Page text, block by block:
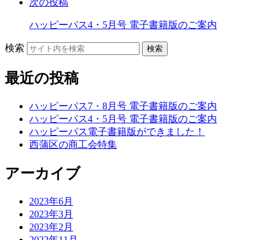
次の投稿
ハッピーパス4・5月号 電子書籍版のご案内
検索 検索
最近の投稿
ハッピーパス7・8月号 電子書籍版のご案内
ハッピーパス4・5月号 電子書籍版のご案内
ハッピーパス電子書籍版ができました！
西蒲区の商工会特集
アーカイブ
2023年6月
2023年3月
2023年2月